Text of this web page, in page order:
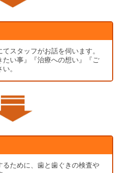
スタッフがお話を伺います。
たい事』『治療への想い』『ご
。
ために、歯と歯ぐきの検査や